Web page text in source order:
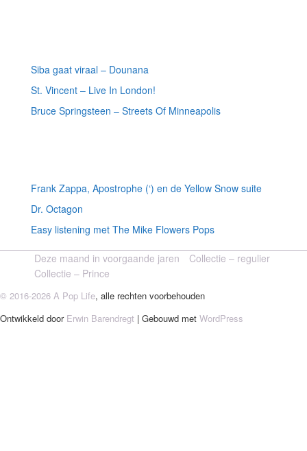
Siba gaat viraal – Dounana
St. Vincent – Live In London!
Bruce Springsteen – Streets Of Minneapolis
Frank Zappa, Apostrophe (‘) en de Yellow Snow suite
Dr. Octagon
Easy listening met The Mike Flowers Pops
Deze maand in voorgaande jaren
Collectie – regulier
Collectie – Prince
© 2016-2026 A Pop Life, alle rechten voorbehouden
Ontwikkeld door Erwin Barendregt | Gebouwd met WordPress